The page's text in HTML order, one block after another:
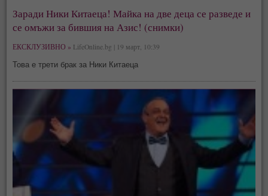
Заради Ники Китаеца! Майка на две деца се разведе и
се омъжи за бившия на Азис! (снимки)
ЕКСКЛУЗИВНО » LifeOnline.bg | 19 март, 10:39
Това е трети брак за Ники Китаеца